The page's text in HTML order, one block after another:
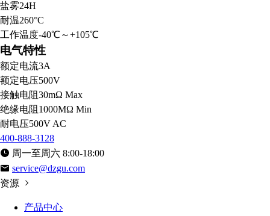
盐雾24H
耐温260°C
工作温度-40℃～+105℃
电气特性
额定电流3A
额定电压500V
接触电阻30mΩ Max
绝缘电阻 1000MΩ Min
耐电压500V AC
400-888-3128
周一至周六 8:00-18:00
service@dzgu.com
资源
产品中心